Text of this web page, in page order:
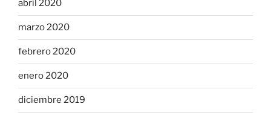
abril 2020
marzo 2020
febrero 2020
enero 2020
diciembre 2019